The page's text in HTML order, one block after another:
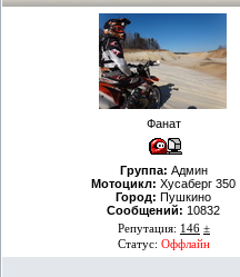
Фанат
Группа: Админ
Мотоцикл: Хусаберг 350
Город: Пушкино
Сообщений: 10832
Репутация: 146 ±
Статус: Оффлайн